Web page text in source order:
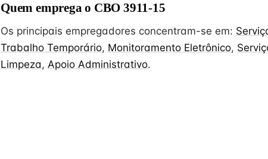
Quem emprega o CBO 3911-15
Os principais empregadores concentram-se em:
Trabalho Temporário, Monitoramento Eletrônico,
Limpeza, Apoio Administrativo.